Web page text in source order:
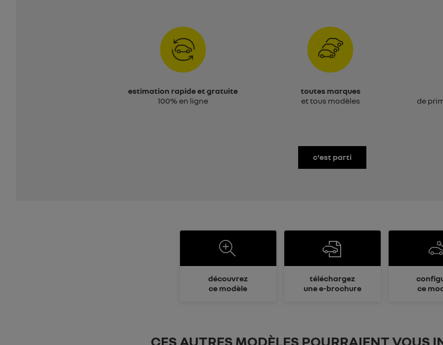
estimation rapide et gratuite
100% en ligne
toutes marques
et tous modèles
de
c'est parti
découvrez
ce modèle
téléchargez
une e-brochure
ce
CES AUTRES MODÈLES POURRAIENT VOUS